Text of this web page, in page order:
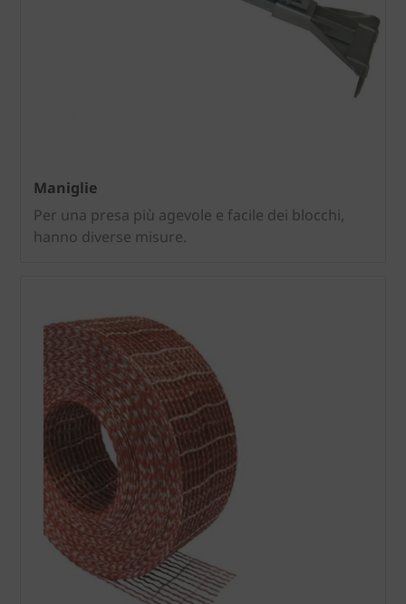
Maniglie
Per una presa più agevole e facile dei blocchi,
hanno diverse misure.